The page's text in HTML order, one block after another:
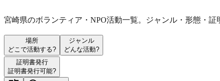
宮崎県のボランティア・NPO活動一覧。ジャンル・形態・証
場所
どこで活動する?
ジャンル
どんな活動?
証明書発行
証明書発行可能?